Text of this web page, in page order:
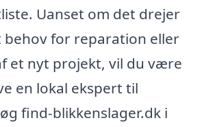
Uanset om det drejer
behov for reparation eller
et nyt projekt, vil du være
en lokal ekspert til
find-blikkenslager.dk i